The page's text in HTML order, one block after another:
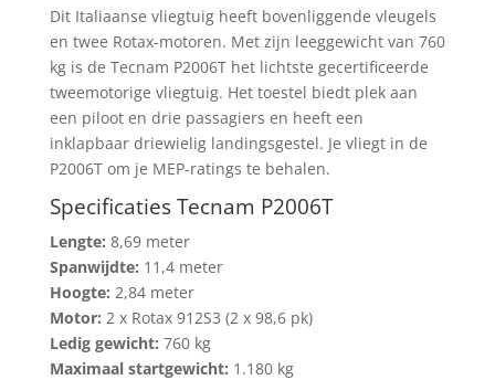
Dit Italiaanse vliegtuig heeft bovenliggende vleugels
en twee Rotax-motoren. Met zijn leeggewicht van 760
kg is de Tecnam P2006T het lichtste gecertificeerde
tweemotorige vliegtuig. Het toestel biedt plek aan
een piloot en drie passagiers en heeft een
inklapbaar driewielig landingsgestel. Je vliegt in de
P2006T om je MEP-ratings te behalen.
Specificaties Tecnam P2006T
Lengte: 8,69 meter
Spanwijdte: 11,4 meter
Hoogte: 2,84 meter
Motor: 2 x Rotax 912S3 (2 x 98,6 pk)
Ledig gewicht: 760 kg
Maximaal startgewicht: 1.180 kg